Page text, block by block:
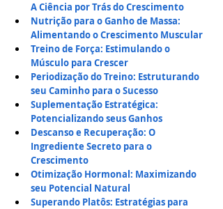
A Ciência por Trás do Crescimento
Nutrição para o Ganho de Massa:
Alimentando o Crescimento Muscular
Treino de Força: Estimulando o
Músculo para Crescer
Periodização do Treino: Estruturando
seu Caminho para o Sucesso
Suplementação Estratégica:
Potencializando seus Ganhos
Descanso e Recuperação: O
Ingrediente Secreto para o
Crescimento
Otimização Hormonal: Maximizando
seu Potencial Natural
Superando Platôs: Estratégias para